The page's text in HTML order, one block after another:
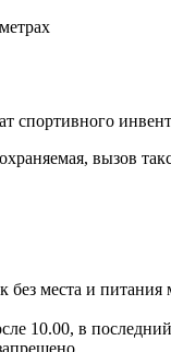
спортивного
вызов
без места и
10.00, в